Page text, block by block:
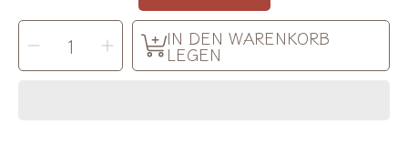
MENGE
AUSWÄHLEN
Menge
für
Fabelab
|
Menge
für
Fabelab
|
IN DEN WARENKORB
LEGEN